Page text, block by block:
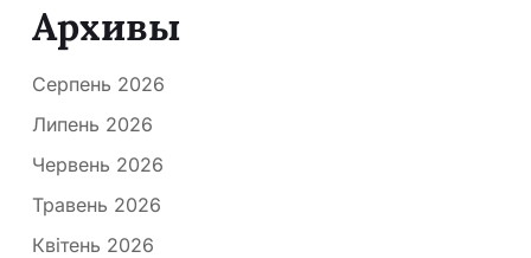
Архивы
Серпень 2026
Липень 2026
Червень 2026
Травень 2026
Квітень 2026